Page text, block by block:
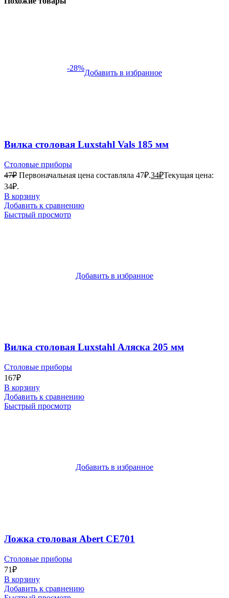
-28%
Добавить в избранное
Вилка столовая Luxstahl Vals 185 мм
Столовые приборы
47₽ Первоначальная цена составляла 47₽.34₽Текущая цена:
34₽.
В корзину
Добавить к сравнению
Быстрый просмотр
Добавить в избранное
Вилка столовая Luxstahl Аляска 205 мм
Столовые приборы
167₽
В корзину
Добавить к сравнению
Быстрый просмотр
Добавить в избранное
Ложка столовая Abert CE701
Столовые приборы
71₽
В корзину
Добавить к сравнению